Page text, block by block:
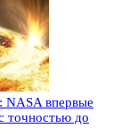
NASA впервые
точностью до